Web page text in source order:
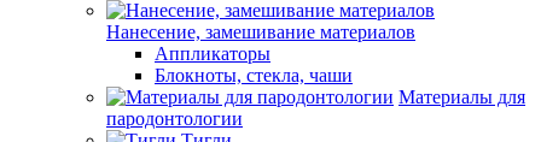
Нанесение, замешивание материалов
Аппликаторы
Блокноты, стекла, чаши
Материалы для
пародонтологии